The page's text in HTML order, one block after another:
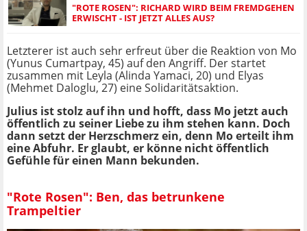
"ROTE ROSEN": RICHARD WIRD BEIM FREMDGEHEN
ERWISCHT - IST JETZT ALLES AUS?
Letzterer ist auch sehr erfreut über die Reaktion von Mo
(Yunus Cumartpay, 45) auf den Angriff. Der startet
zusammen mit Leyla (Alinda Yamaci, 20) und Elyas
(Mehmet Daloglu, 27) eine Solidaritätsaktion.
Julius ist stolz auf ihn und hofft, dass Mo jetzt auch
öffentlich zu seiner Liebe zu ihm stehen kann. Doch
dann setzt der Herzschmerz ein, denn Mo erteilt ihm
eine Abfuhr. Er glaubt, er könne nicht öffentlich
Gefühle für einen Mann bekunden.
"Rote Rosen": Ben, das betrunkene
Trampeltier